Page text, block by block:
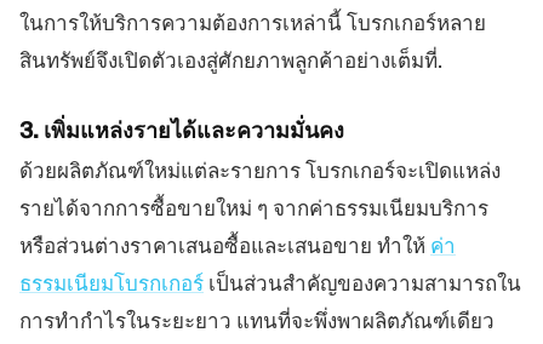
ในการให้บริการความต้องการเหล่านี้ โบรกเกอร์หลาย
สินทรัพย์จึงเปิดตัวเองสู่ศักยภาพลูกค้าอย่างเต็มที่.
3. เพิ่มแหล่งรายได้และความมั่นคง
ด้วยผลิตภัณฑ์ใหม่แต่ละรายการ โบรกเกอร์จะเปิดแหล่ง
รายได้จากการซื้อขายใหม่ ๆ จากค่าธรรมเนียมบริการ
หรือส่วนต่างราคาเสนอซื้อและเสนอขาย ทำให้ ค่า
ธรรมเนียมโบรกเกอร์ เป็นส่วนสำคัญของความสามารถใน
การทำกำไรในระยะยาว แทนที่จะพึ่งพาผลิตภัณฑ์เดียว